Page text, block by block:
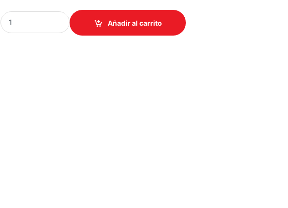
PARLANTE AMPLIFICADO BAZZUKA 15" 100,000w PMPO TORRE DOBLE BOCINA
Añadir al carrito